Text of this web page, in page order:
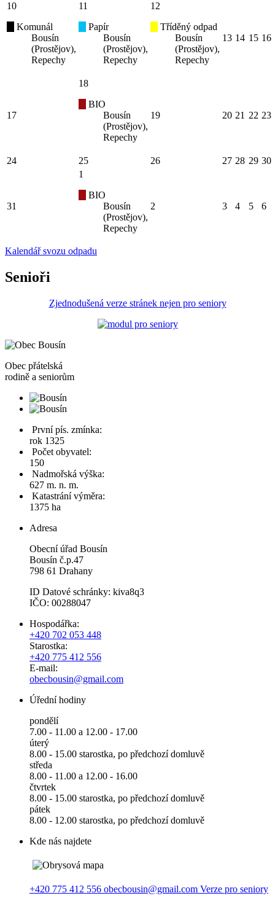
10
Komunál
Bousín
(Prostějov),
Repechy
11
Papír
Bousín
(Prostějov),
Repechy
12
Tříděný odpad
Bousín
(Prostějov),
Repechy
13 14 15 16
17
18
BIO
Bousín
(Prostějov),
Repechy
19 20 21 22 23
24 25 26 27 28 29 30
31
1
BIO
Bousín
(Prostějov),
Repechy
2 3 4 5 6
Kalendář svozu odpadu
Senioři
Zjednodušená verze stránek nejen pro seniory
Obec přátelská
rodině a seniorům
První pís. zmínka:
rok 1325
Počet obyvatel:
150
Nadmořská výška:
627 m. n. m.
Katastrání výměra:
1375 ha
Adresa
Obecní úřad Bousín
Bousín č.p.47
798 61 Drahany
ID Datové schránky: kiva8q3
IČO: 00288047
Hospodářka:
+420 702 053 448
Starostka:
+420 775 412 556
E-mail:
obecbousin@gmail.com
Úřední hodiny
pondělí
7.00 - 11.00 a 12.00 - 17.00
úterý
8.00 - 15.00 starostka, po předchozí domluvě
středa
8.00 - 11.00 a 12.00 - 16.00
čtvrtek
8.00 - 15.00 starostka, po předchozí domluvě
pátek
8.00 - 12.00 starostka, po předchozí domluvě
Kde nás najdete
+420 775 412 556 obecbousin@gmail.com Verze pro seniory